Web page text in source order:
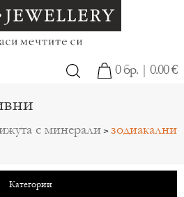
0 бр. | 0.00 €
с минерали > зодиакални
Категории